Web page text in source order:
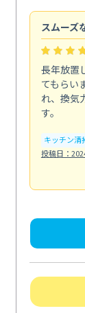
スムーズ
長年放置
てもらい
れ、換気
す。
キッチン清
投稿日：